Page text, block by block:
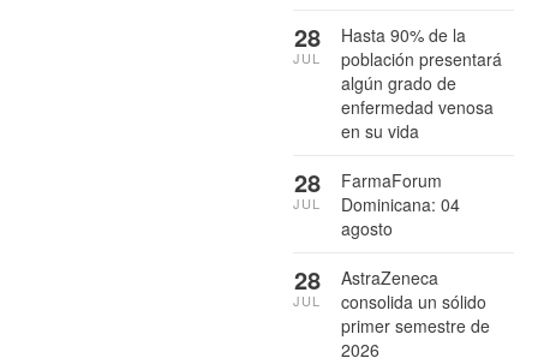
Hasta 90% de la
población presentará
algún grado de
enfermedad venosa
en su vida
28
JUL
FarmaForum
Dominicana: 04
agosto
28
JUL
AstraZeneca
consolida un sólido
primer semestre de
2026
28
JUL